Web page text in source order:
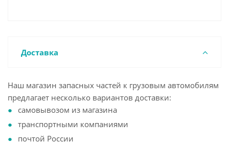
Доставка
Наш магазин запасных частей к грузовым автомобилям
предлагает несколько вариантов доставки:
самовывозом из магазина
транспортными компаниями
почтой России